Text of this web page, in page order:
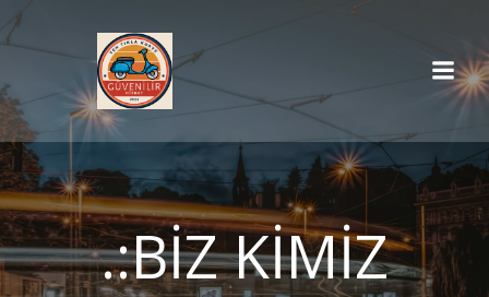
.:BİZ KİMİZ